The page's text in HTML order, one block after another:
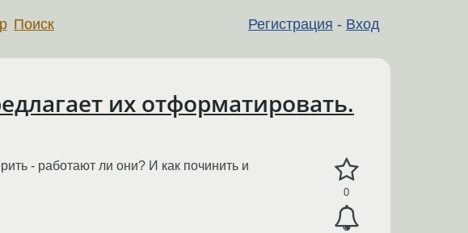
Регистрация - Вход
Поиск
их отформатировать.
0
- работают ли они? И как починить и